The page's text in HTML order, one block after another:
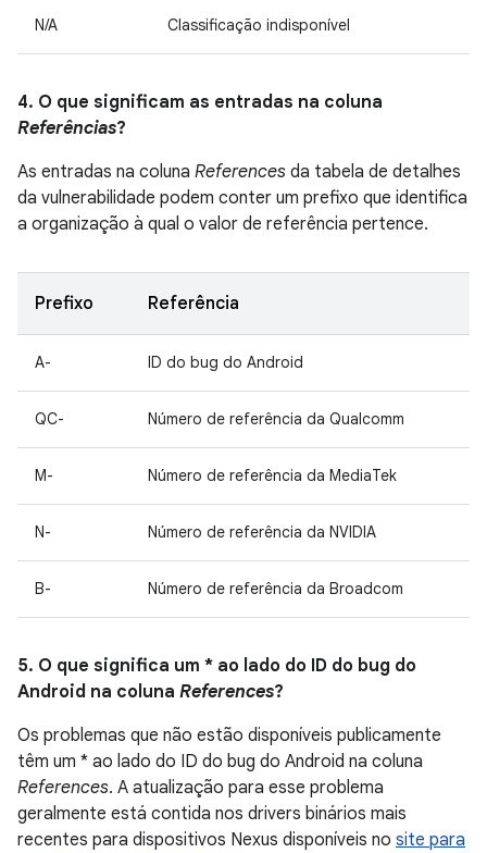
N/A Classificação indisponível
4. O que significam as entradas na coluna
Referências?
As entradas na coluna References da tabela de detalhes
da vulnerabilidade podem conter um prefixo que identifica
a organização à qual o valor de referência pertence.
Prefixo Referência
A- ID do bug do Android
QC- Número de referência da Qualcomm
M- Número de referência da MediaTek
N- Número de referência da NVIDIA
B- Número de referência da Broadcom
5. O que significa um * ao lado do ID do bug do
Android na coluna References?
Os problemas que não estão disponíveis publicamente
têm um * ao lado do ID do bug do Android na coluna
References. A atualização para esse problema
geralmente está contida nos drivers binários mais
recentes para dispositivos Nexus disponíveis no site para